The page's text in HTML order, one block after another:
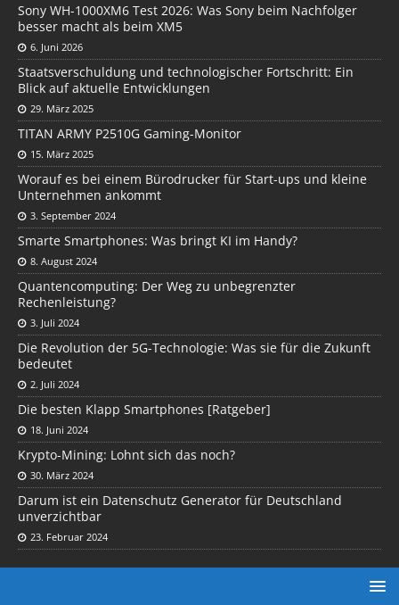
Sony WH-1000XM6 Test 2026: Was Sony beim Nachfolger
besser macht als beim XM5
6. Juni 2026
Staatsverschuldung und technologischer Fortschritt: Ein
Blick auf aktuelle Entwicklungen
29. März 2025
TITAN ARMY P2510G Gaming-Monitor
15. März 2025
Worauf es bei einem Bürodrucker für Start-ups und kleine
Unternehmen ankommt
3. September 2024
Smarte Smartphones: Was bringt KI im Handy?
8. August 2024
Quantencomputing: Der Weg zu unbegrenzter
Rechenleistung?
3. Juli 2024
Die Revolution der 5G-Technologie: Was sie für die Zukunft
bedeutet
2. Juli 2024
Die besten Klapp Smartphones [Ratgeber]
18. Juni 2024
Krypto-Mining: Lohnt sich das noch?
30. März 2024
Darum ist ein Datenschutz Generator für Deutschland
unverzichtbar
23. Februar 2024